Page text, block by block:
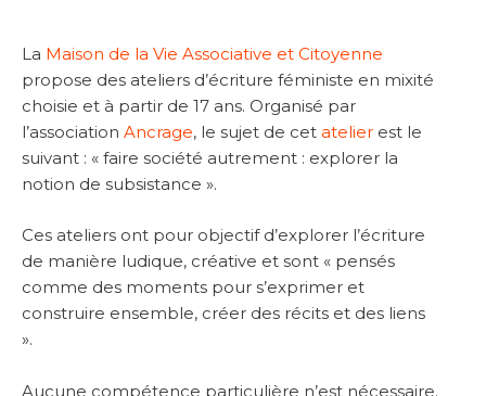
La Maison de la Vie Associative et Citoyenne
propose des ateliers d’écriture féministe en mixité
choisie et à partir de 17 ans. Organisé par
l’association Ancrage, le sujet de cet atelier est le
suivant : « faire société autrement : explorer la
notion de subsistance ».
Ces ateliers ont pour objectif d’explorer l’écriture
de manière ludique, créative et sont « pensés
comme des moments pour s’exprimer et
construire ensemble, créer des récits et des liens
».
Aucune compétence particulière n’est nécessaire.